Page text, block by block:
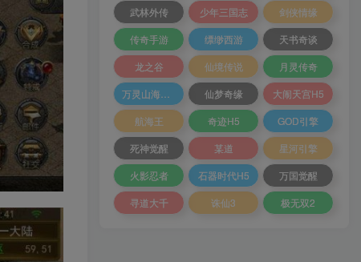
武林外传
少年三国志
剑侠情缘
传奇手游
缥缈西游
天书奇谈
龙之谷
仙境传说
月灵传奇
仙梦奇缘
大闹天宫H5
航海王
奇迹H5
GOD引擎
死神觉醒
某道
星河引擎
火影忍者
石器时代H5
万国觉醒
寻道大千
诛仙3 极无双2